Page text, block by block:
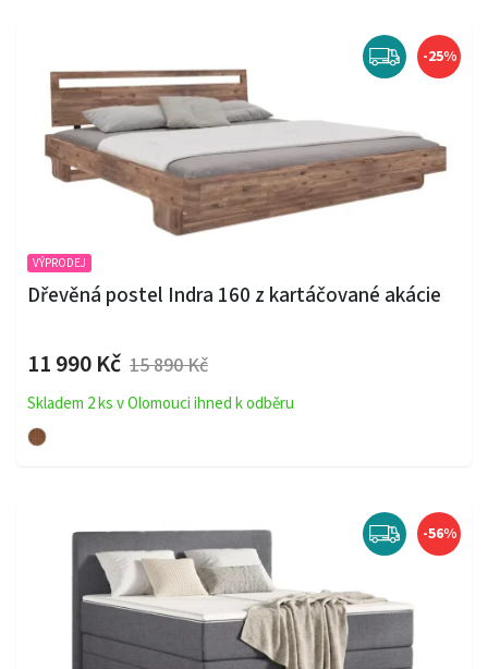
-25%
VÝPRODEJ
Dřevěná postel Indra 160 z kartáčované akácie
11 990 Kč 15 890 Kč
Skladem 2 ks v Olomouci ihned k odběru
-56%